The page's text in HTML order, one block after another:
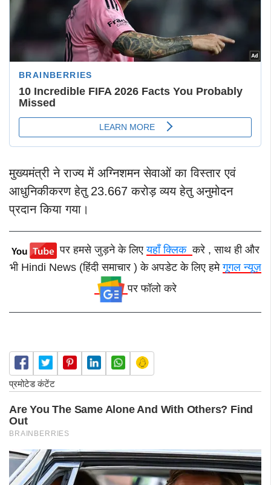
मुख्यमंत्री ने राज्य में अग्निशमन सेवाओं का विस्तार एवं
आधुनिकीकरण हेतु 23.667 करोड़ व्यय हेतु अनुमोदन
प्रदान किया गया।
पर हमसे जुड़ने के लिएयहाँ क्लिककरे , साथ ही और
भी Hindi News (हिंदी समाचार ) के अपडेट के लिए हमेगूगल न्यूज़
पर फॉलो करे